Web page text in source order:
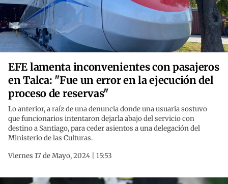
EFE lamenta inconvenientes con pasajeros
en Talca: "Fue un error en la ejecución del
proceso de reservas"
Lo anterior, a raíz de una denuncia donde una usuaria sostuvo
que funcionarios intentaron dejarla abajo del servicio con
destino a Santiago, para ceder asientos a una delegación del
Ministerio de las Culturas.
Viernes 17 de Mayo, 2024 | 15:53